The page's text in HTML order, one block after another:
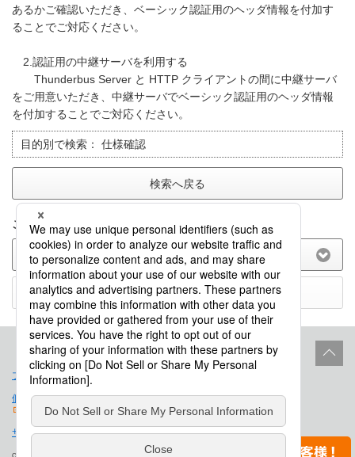
あるかご確認いただき、ベーシック認証用のヘッダ情報を付加す
ることでご対応ください。
2.認証用の中継サーバを利用する
Thunderbus Server と HTTP クライアントの間に中継サーバ
をご用意いただき、中継サーバでベーシック認証用のヘッダ情報
を付加することでご対応ください。
目的別で検索： 仕様確認
検索へ戻る
このFAQに関してのご意見をお聞かせ下さい。
(選択してください)
送信する
プロダクトライフサイクル サイトポリシー
個人情報保護法に基づく公表事項 免責事項
サイトマップ 会社概要